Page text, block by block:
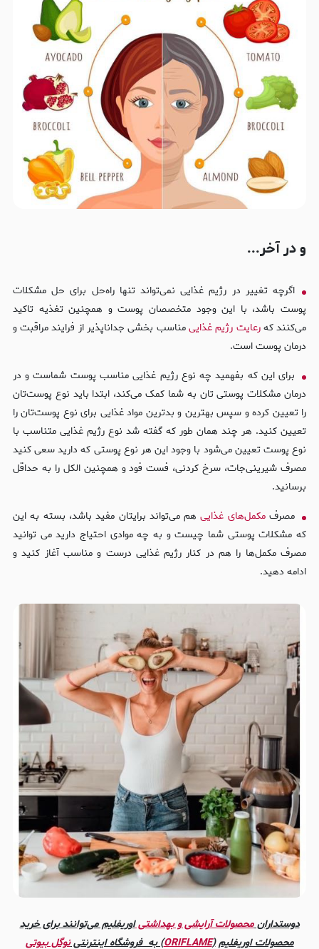
و در آخر...
اگرچه تغییر در رژیم غذایی نمی‌تواند تنها راه‌حل برای حل مشکلات
پوست باشد، با این وجود متخصصان پوست و همچنین تغذیه تاکید
می‌کنند کهرعایت رژیم غذاییمناسب بخشی جداناپذیر از فرایند مراقبت و
درمان پوست است.
برای این که بفهمید چه نوع رژیم غذایی مناسب پوست شماست و در
درمان مشکلات پوستی تان به شما کمک می‌کند، ابتدا باید نوع پوست‌تان
را تعیین کرده و سپس بهترین و بدترین مواد غذایی برای نوع پوست‌تان را
تعیین کنید. هر چند همان طور که گفته شد نوع رژیم غذایی متناسب با
نوع پوست تعیین می‌شود با وجود این هر نوع پوستی که دارید سعی کنید
مصرف شیرینی‌جات، سرخ کردنی، فست فود و همچنین الکل را به حداقل
برسانید.
مصرفمکمل‌های غذاییهم می‌تواند برایتان مفید باشد، بسته به این
که مشکلات پوستی شما چیست و به چه موادی احتیاج دارید می توانید
مصرف مکمل‌ها را هم در کنار رژیم غذایی درست و مناسب آغاز کنید و
ادامه دهید.
دوستدارانمحصولات آرایشی و بهداشتیاوریفلیم می‌توانند برای خرید
محصولات اوریفلیم(
ORIFLAME) به فروشگاه اینترنتینوگل بیوتی